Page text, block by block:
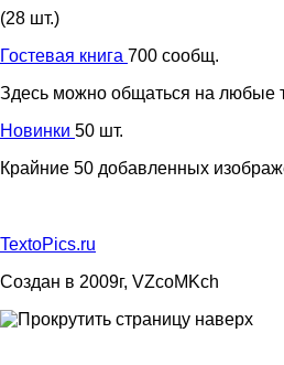
(28 шт.)
Гостевая книга 700 сообщ.
Здесь можно общаться на любые
Новинки 50 шт.
Крайние 50 добавленных
TextoPics.ru
Создан в 2009г, VZcoMKch